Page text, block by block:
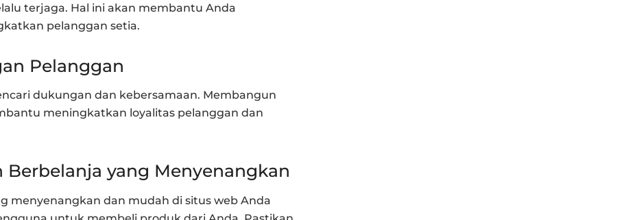
terjaga. Hal ini akan membantu Anda
pelanggan setia.
Pelanggan
dukungan dan kebersamaan. Membangun
meningkatkan loyalitas pelanggan dan
yang Menyenangkan
menyenangkan dan mudah di situs web Anda